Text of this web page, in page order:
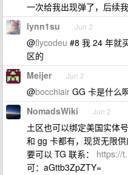
一次给我出现弹了，后续
lynn1su Jun 2
@flycodeu #8 我 24 年就
区的
Meijer Jun 2
@bocchiair GG 卡是什么
NomadsWiki Jun 2
土区也可以绑定美国实体
和 gg 卡都有，现货无限
要可以 TG 联系： https://
可：aGttb3ZpZTY=